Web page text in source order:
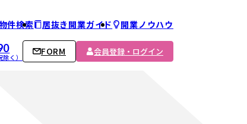
件検索 居抜き開業ガイド 開業ノウハウ
く）
FORM 会員登録・ログイン